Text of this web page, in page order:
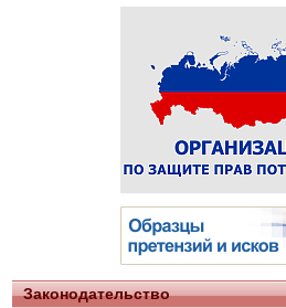
Законодательство